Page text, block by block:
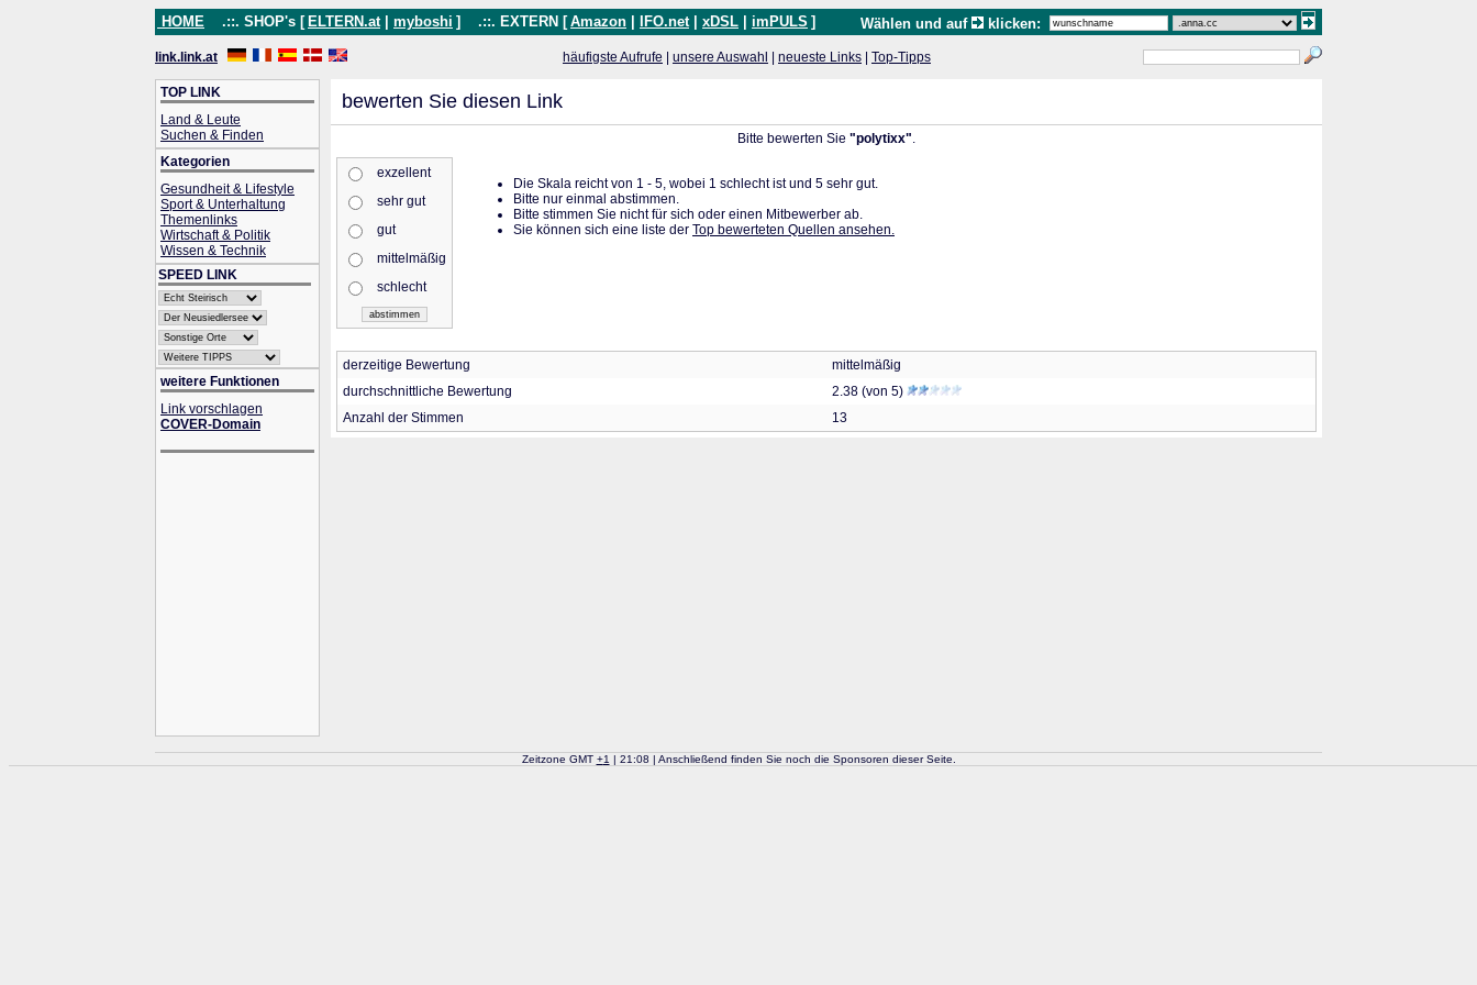
HOME .::. SHOP's [ ELTERN.at myboshi ] .::. EXTERN [ Amazon IFO.net xDSL imPULS ] Wählen und auf klicken:
link.link.at häufigste Aufrufe unsere Auswahl neueste Links Top-Tipps
TOP LINK
Land & Leute
Suchen & Finden
Kategorien
Gesundheit & Lifestyle
Sport & Unterhaltung
Themenlinks
Wirtschaft & Politik
Wissen & Technik
SPEED LINK
weitere Funktionen
Link vorschlagen
COVER-Domain
bewerten Sie diesen Link
Bitte bewerten Sie "polytixx".
exzellent
sehr gut
gut
mittelmäßig
schlecht
Die Skala reicht von 1 - 5, wobei 1 schlecht ist und 5 sehr gut.
Bitte nur einmal abstimmen.
Bitte stimmen Sie nicht für sich oder einen Mitbewerber ab.
Sie können sich eine liste der Top bewerteten Quellen ansehen.
derzeitige Bewertung
mittelmäßig
durchschnittliche Bewertung
2.38 (von 5)
Anzahl der Stimmen
13
Zeitzone GMT +1 | 21:08 | Anschließend finden Sie noch die Sponsoren dieser Seite.